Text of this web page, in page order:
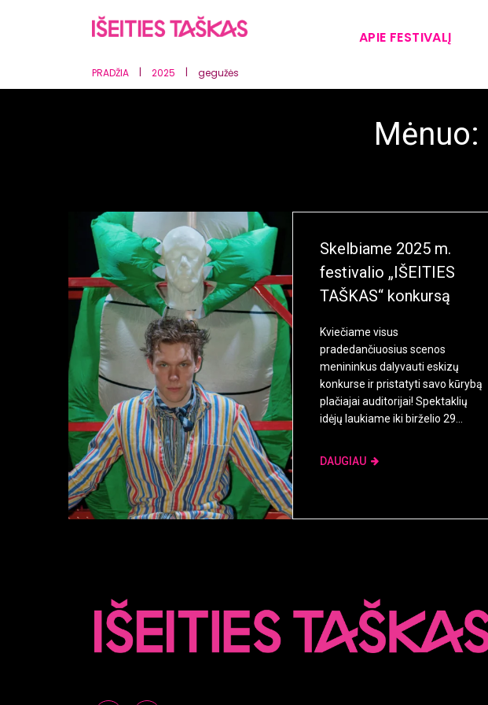
APIE FESTIVALĮ
PRADŽIA | 2025 | gegužės
Mėnuo:
Skelbiame 2025 m.
festivalio „IŠEITIES
TAŠKAS“ konkursą
Kviečiame visus
pradedančiuosius scenos
menininkus dalyvauti eskizų
konkurse ir pristatyti savo kūrybą
plačiajai auditorijai! Spektaklių
idėjų laukiame iki birželio 29...
DAUGIAU